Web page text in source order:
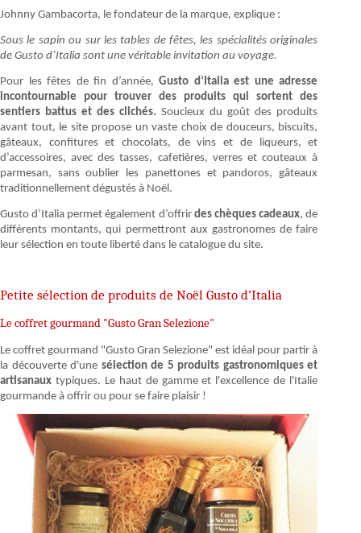
Johnny Gambacorta, le fondateur de la marque, explique :
Sous le sapin ou sur les tables de fêtes, les spécialités originales
de Gusto d’Italia sont une véritable invitation au voyage.
Pour les fêtes de fin d’année,Gusto d’Italia est une adresse
incontournable pour trouver des produits qui sortent des
sentiers battus et des clichés.Soucieux du goût des produits
avant tout, le site propose un vaste choix de douceurs, biscuits,
gâteaux, confitures et chocolats, de vins et de liqueurs, et
d’accessoires, avec des tasses, cafetières, verres et couteaux à
parmesan, sans oublier les panettones et pandoros, gâteaux
traditionnellement dégustés à Noël.
Gusto d’Italia permet également d’offrirdes chèques cadeaux, de
différents montants, qui permettront aux gastronomes de faire
leur sélection en toute liberté dans le catalogue du site.
Petite sélection de produits de Noël Gusto d’Italia
Le coffret gourmand "Gusto Gran Selezione"
Le coffret gourmand "Gusto Gran Selezione" est idéal pour partir à
la découverte d'une sélection de 5 produits gastronomiques et
artisanaux typiques. Le haut de gamme et l'excellence de l'Italie
gourmande à offrir ou pour se faire plaisir !